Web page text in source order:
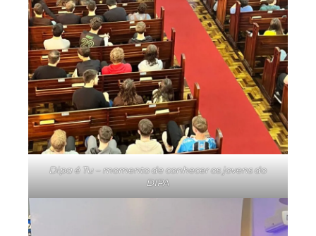
Dipa é Tu – momento de conhecer os jovens do
DIPA